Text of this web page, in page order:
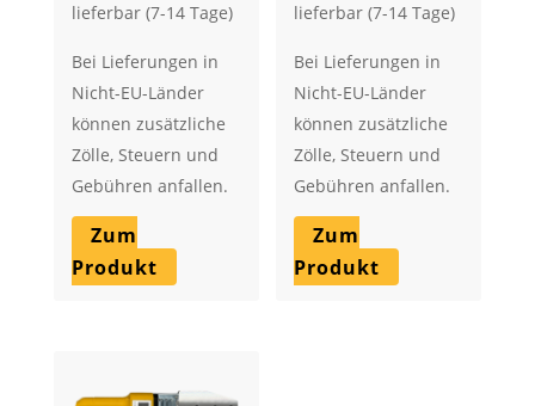
lieferbar (7-14 Tage)
Bei Lieferungen in
Nicht-EU-Länder
können zusätzliche
Zölle, Steuern und
Gebühren anfallen.
Zum
Produkt
lieferbar (7-14 Tage)
Bei Lieferungen in
Nicht-EU-Länder
können zusätzliche
Zölle, Steuern und
Gebühren anfallen.
Zum
Produkt